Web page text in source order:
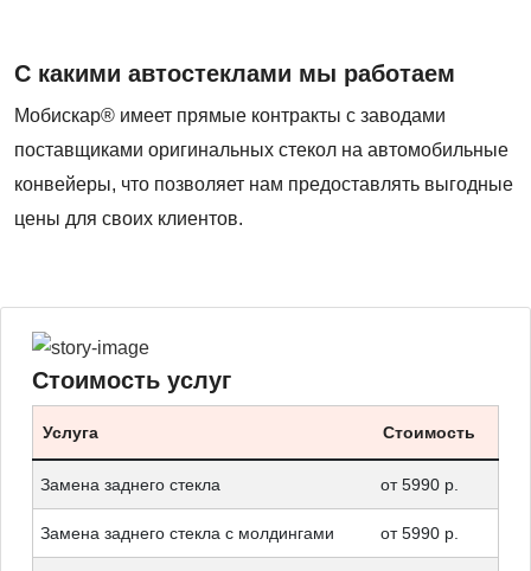
С какими автостеклами мы работаем
Мобискар® имеет прямые контракты с заводами
поставщиками оригинальных стекол на автомобильные
конвейеры, что позволяет нам предоставлять выгодные
цены для своих клиентов.
Стоимость услуг
Услуга Стоимость
Замена заднего стекла от 5990 р.
Замена заднего стекла с молдингами от 5990 р.